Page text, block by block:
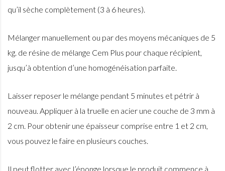
qu’il sèche complètement (3 à 6 heures).
Mélanger manuellement ou par des moyens mécaniques de 5
kg. de résine de mélange Cem Plus pour chaque récipient,
jusqu’à obtention d’une homogénéisation parfaite.
Laisser reposer le mélange pendant 5 minutes et pétrir à
nouveau. Appliquer à la truelle en acier une couche de 3 mm à
2 cm. Pour obtenir une épaisseur comprise entre 1 et 2 cm,
vous pouvez le faire en plusieurs couches.
Il peut flotter avec l’éponge lorsque le produit commence à